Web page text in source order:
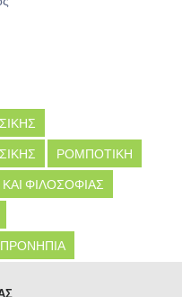
ΡΟΜΠΟΤΙΚΗ
ΦΙΛΟΣΟΦΙΑΣ